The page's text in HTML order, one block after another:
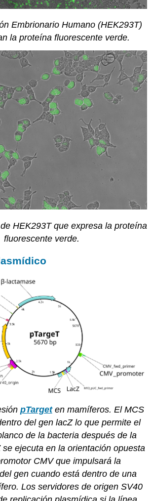
Embrionario Humano (HEK293T)
la proteína fluorescente verde.
HEK293T que expresa la proteína
fluorescente verde.
pTargeten mamíferos. El MCS
del gen lacZ lo que permite el
de la bacteria después de la
ejecuta en la orientación opuesta
CMV que impulsará la
gen cuando está dentro de una
Los servidores de origen SV40